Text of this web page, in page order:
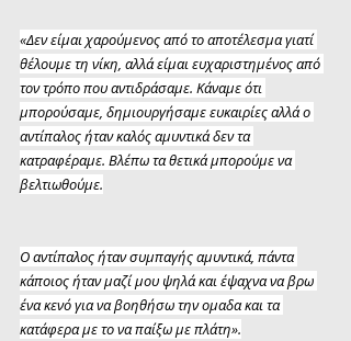
«Δεν είμαι χαρούμενος από το αποτέλεσμα γιατί
θέλουμε τη νίκη, αλλά είμαι ευχαριστημένος από
τον τρόπο που αντιδράσαμε. Κάναμε ότι
μπορούσαμε, δημιουργήσαμε ευκαιρίες αλλά ο
αντίπαλος ήταν καλός αμυντικά δεν τα
κατραφέραμε. Βλέπω τα θετικά μπορούμε να
βελτιωθούμε.
Ο αντίπαλος ήταν συμπαγής αμυντικά, πάντα
κάποιος ήταν μαζί μου ψηλά και έψαχνα να βρω
ένα κενό για να βοηθήσω την ομαδα και τα
κατάφερα με το να παίξω με πλάτη».